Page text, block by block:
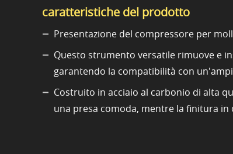
caratteristiche del prodotto
Presentazione del compressore per
Questo strumento versatile rimuove e
garantendo la compatibilità con
Costruito in acciaio al carbonio di alta
una presa comoda, mentre la finitura